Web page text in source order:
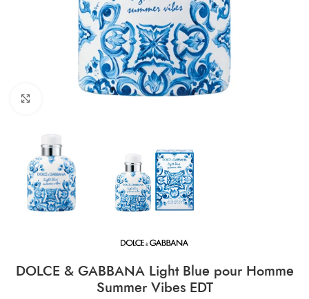
CLICK TO ENLARGE
DOLCE & GABBANA Light Blue pour Homme
Summer Vibes EDT